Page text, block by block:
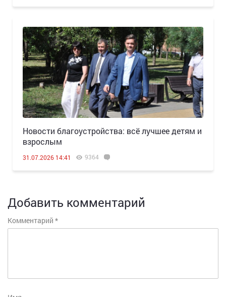
Новости благоустройства: всё лучшее детям и
взрослым
31.07.2026 14:41 9364
Добавить комментарий
Комментарий *